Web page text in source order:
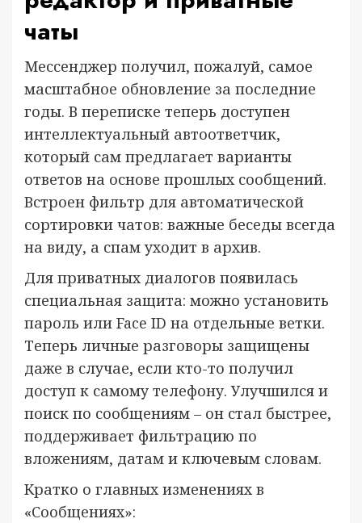
чаты
Мессенджер получил, пожалуй, самое
масштабное обновление за последние
годы. В переписке теперь доступен
интеллектуальный автоответчик,
который сам предлагает варианты
ответов на основе прошлых сообщений.
Встроен фильтр для автоматической
сортировки чатов: важные беседы всегда
на виду, а спам уходит в архив.
Для приватных диалогов появилась
специальная защита: можно установить
пароль или Face ID на отдельные ветки.
Теперь личные разговоры защищены
даже в случае, если кто-то получил
доступ к самому телефону. Улучшился и
поиск по сообщениям – он стал быстрее,
поддерживает фильтрацию по
вложениям, датам и ключевым словам.
Кратко о главных изменениях в
«Сообщениях»: